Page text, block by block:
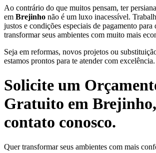
Ao contrário do que muitos pensam, ter
em Brejinho não é um luxo inacessível.
justos e condições especiais de pagamento para
transformar seus ambientes com muito mais
Seja em reformas, novos projetos ou
estamos prontos para te atender com excelência.
Solicite um
Gratuito em Brejinho
contato conosco.
Quer transformar seus ambientes com mais